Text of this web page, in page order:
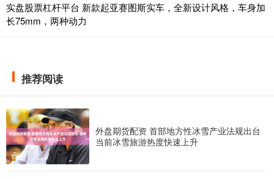
实盘股票杠杆平台 新款起亚赛图斯实车，全新设计风格，车身加
长75mm，两种动力
推荐阅读
外盘期货配资 首部地方性冰雪产业法规出台
当前冰雪旅游热度快速上升